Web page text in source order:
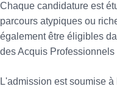
Chaque candidature est
parcours atypiques ou
également être éligibles
des Acquis
L'admission est soumise